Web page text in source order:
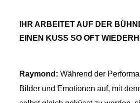
IHR ARBEITET AUF DER
EINEN KUSS SO OFT
Raymond: Während der
Bilder und Emotionen auf, mit